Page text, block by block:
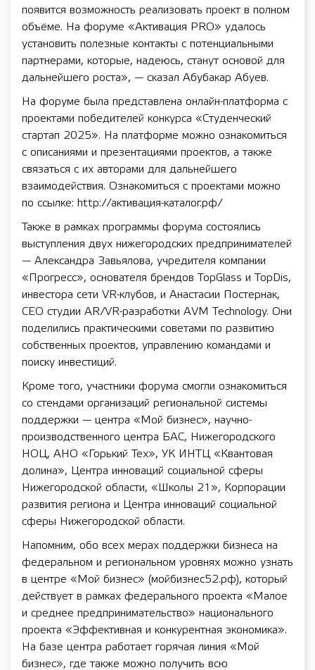
появится возможность реализовать проект в полном
объёме. На форуме «Активация PRO» удалось
установить полезные контакты с потенциальными
партнерами, которые, надеюсь, станут основой для
дальнейшего роста», — сказал Абубакар Абуев.
На форуме была представлена онлайн-платформа с
проектами победителей конкурса «Студенческий
стартап 2025». На платформе можно ознакомиться
с описаниями и презентациями проектов, а также
связаться с их авторами для дальнейшего
взаимодействия. Ознакомиться с проектами можно
по ссылке: http://активация-каталог.рф/
Также в рамках программы форума состоялись
выступления двух нижегородских предпринимателей
— Александра Завьялова, учредителя компании
«Прогресс», основателя брендов TopGlass и TopDis,
инвестора сети VR-клубов, и Анастасии Постернак,
CEO студии AR/VR-разработки AVM Technology. Они
поделились практическими советами по развитию
собственных проектов, управлению командами и
поиску инвестиций.
Кроме того, участники форума смогли ознакомиться
со стендами организаций региональной системы
поддержки — центра «Мой бизнес», научно-
производственного центра БАС, Нижегородского
НОЦ, АНО «Горький Тех», УК ИНТЦ «Квантовая
долина», Центра инноваций социальной сферы
Нижегородской области, «Школы 21», Корпорации
развития региона и Центра инноваций социальной
сферы Нижегородской области.
Напомним, обо всех мерах поддержки бизнеса на
федеральном и региональном уровнях можно узнать
в центре «Мой бизнес» (мойбизнес52.рф), который
действует в рамках федерального проекта «Малое
и среднее предпринимательство» национального
проекта «Эффективная и конкурентная экономика».
На базе центра работает горячая линия «Мой
бизнес», где также можно получить всю